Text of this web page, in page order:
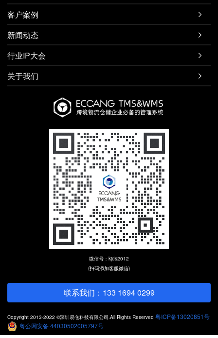
客户案例 
新闻动态 
行业IP大会 
关于我们 
微信号：kjds2012
(扫码添加客服微信)
联系我们：133 1694 0299
Copyright 2013-2022 ©深圳易仓科技有限公司.All Rights Reserved 粤ICP备13020851号
粤公网安备 44030502005797号